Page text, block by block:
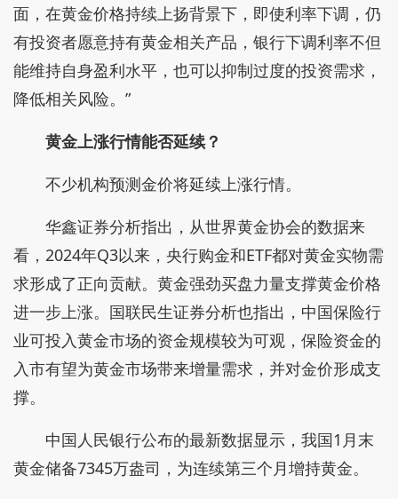
面，在黄金价格持续上扬背景下，即使利率下调，仍
有投资者愿意持有黄金相关产品，银行下调利率不但
能维持自身盈利水平，也可以抑制过度的投资需求，
降低相关风险。”
黄金上涨行情能否延续？
不少机构预测金价将延续上涨行情。
华鑫证券分析指出，从世界黄金协会的数据来
看，2024年Q3以来，央行购金和ETF都对黄金实物需
求形成了正向贡献。黄金强劲买盘力量支撑黄金价格
进一步上涨。国联民生证券分析也指出，中国保险行
业可投入黄金市场的资金规模较为可观，保险资金的
入市有望为黄金市场带来增量需求，并对金价形成支
撑。
中国人民银行公布的最新数据显示，我国1月末
黄金储备7345万盎司，为连续第三个月增持黄金。